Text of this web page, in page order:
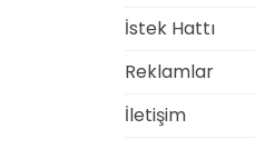
İstek Hattı
Reklamlar
İletişim